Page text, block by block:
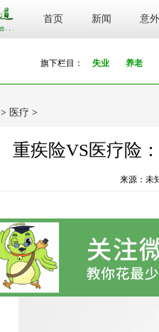
首页 新闻 意
旗下栏目： 失业 养老
> 医疗 >
重疾险VS医疗险
来源：未